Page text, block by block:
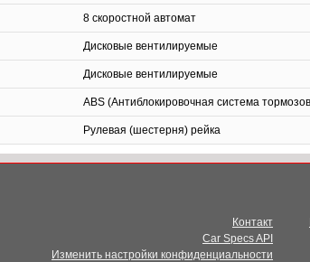
8 скоростной автомат
Дисковые вентилируемые
Дисковые вентилируемые
ABS (Антиблокировочная система
Рулевая (шестерня) рейка
Контакт
Car Specs API
Изменить настройки конфиденциальности